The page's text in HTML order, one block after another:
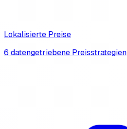
Lokalisierte Preise
6 datengetriebene Preisstrategien